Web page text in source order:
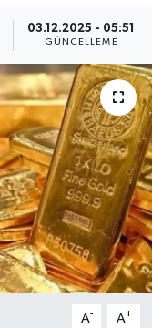
03.12.2025 - 05:51
GÜNCELLEME
A- A+